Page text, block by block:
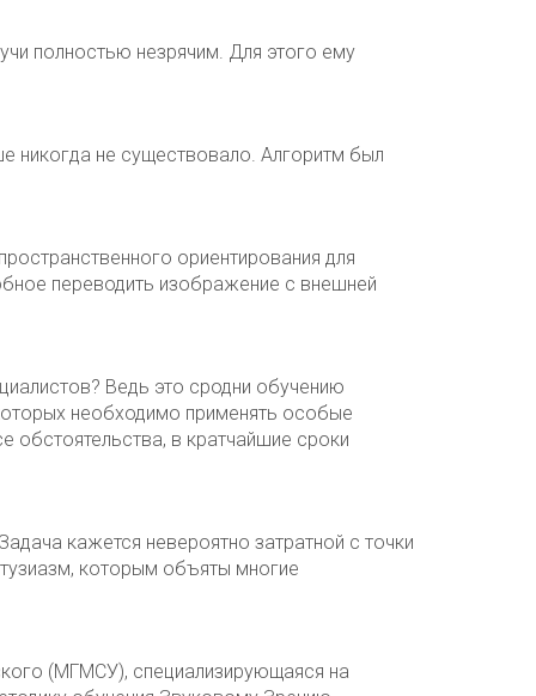
полностью незрячим. Для этого ему
никогда не существовало. Алгоритм был
ориентирования для
переводить изображение с внешней
Ведь это сродни обучению
необходимо применять особые
обстоятельства, в кратчайшие сроки
кажется невероятно затратной с точки
которым объяты многие
(МГМСУ), специализирующаяся на